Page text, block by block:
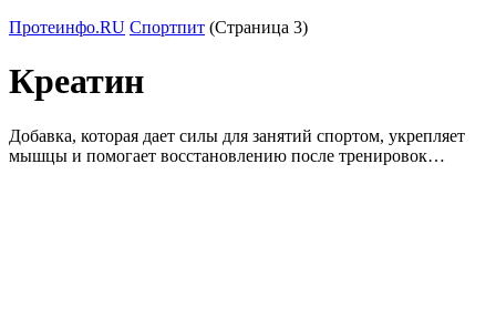
Протеинфо.RU Спортпит (Страница 3)
Креатин
Добавка, которая дает силы для занятий спортом, укрепляет
мышцы и помогает восстановлению после тренировок…